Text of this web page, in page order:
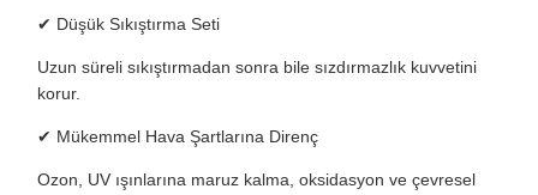
✔ Düşük Sıkıştırma Seti
Uzun süreli sıkıştırmadan sonra bile sızdırmazlık kuvvetini
korur.
✔ Mükemmel Hava Şartlarına Direnç
Ozon, UV ışınlarına maruz kalma, oksidasyon ve çevresel